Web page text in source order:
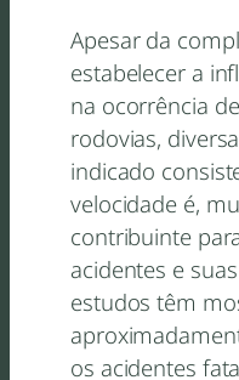
Apesar da
estabelecer a
na ocorrência
rodovias,
indicado
velocidade é,
contribuinte
acidentes e
estudos têm
os acidentes